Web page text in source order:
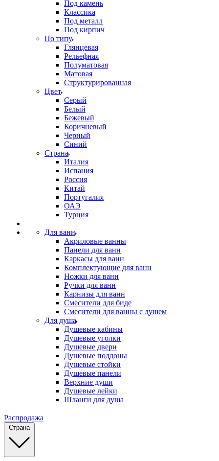
Под камень
Классика
Под металл
Под кирпич
По типу
Глянцевая
Рельефная
Полуматовая
Матовая
Структурированная
Цвет
Серый
Белый
Бежевый
Коричневый
Черный
Синий
Страна
Италия
Испания
Россия
Китай
Португалия
ОАЭ
Турция
Для ванн
Акриловые ванны
Панели для ванн
Каркасы для ванн
Комплектующие для ванн
Ножки для ванн
Ручки для ванн
Карнизы для ванн
Смесители для биде
Смесители для ванны с душем
Для душа
Душевые кабины
Душевые уголки
Душевые двери
Душевые поддоны
Душевые стойки
Душевые панели
Верхние души
Душевые лейки
Шланги для душа
Распродажа
Страна